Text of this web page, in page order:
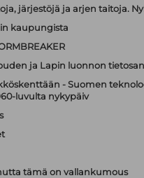
järjestöjä ja arjen taitoja.
kaupungista
ja Lapin luonnon
- Suomen
luvulta nykypäiv
tämä on vallankumous